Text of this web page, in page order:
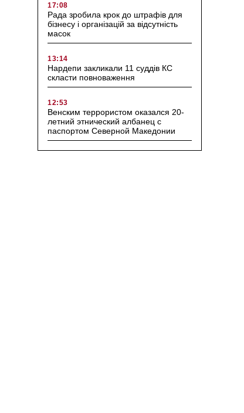
17:08
Рада зробила крок до штрафів для
бізнесу і організацій за відсутність
масок
13:14
Нардепи закликали 11 суддів КС
скласти повноваження
12:53
Венским террористом оказался 20-
летний этнический албанец с
паспортом Северной Македонии